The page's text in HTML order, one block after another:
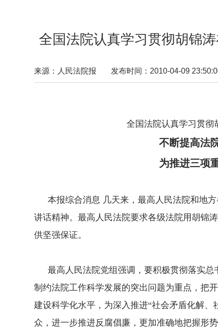
全国法院认真学习贯彻胡锦
来源：人民法院报 发布时间：2010-04-09
全国法院认真学习贯彻胡锦涛在全
不断提高法院党的建
为推进三项重点工作
本报综合消息 几天来，最高人民法院和地方
讲话精神。最高人民法院要求各级法院用胡锦
供坚强保证。
最高人民法院党组强调，要积极贯彻落实总
制约法院工作科学发展的突出问题为重点，把
建设科学化水平，为深入推进“社会矛盾化解
众，进一步推进反腐倡廉，更加准确地把握形